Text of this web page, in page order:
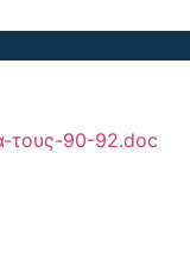
τους-90-92.doc